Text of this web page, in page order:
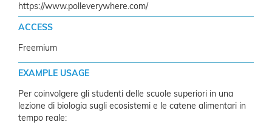
https://www.polleverywhere.com/
ACCESS
Freemium
EXAMPLE USAGE
Per coinvolgere gli studenti delle scuole superiori in una
lezione di biologia sugli ecosistemi e le catene alimentari in
tempo reale: